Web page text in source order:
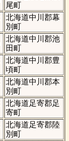
尾町
北海道中川郡幕
別町
北海道中川郡池
田町
北海道中川郡豊
頃町
北海道中川郡本
別町
北海道足寄郡足
寄町
北海道足寄郡陸
別町